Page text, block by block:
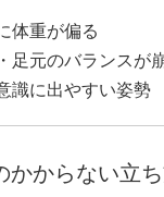
体重が偏る
足元のバランスが
識に出やすい姿勢
かからない立ち